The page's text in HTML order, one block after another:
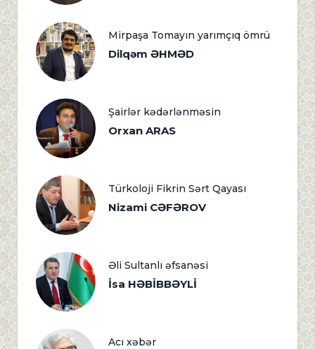
Mirpaşa Tomayın yarımçıq ömrü
Dilqəm ƏHMƏD
Şairlər kədərlənməsin
Orxan ARAS
Türkoloji Fikrin Sərt Qayası
Nizami CƏFƏROV
Əli Sultanlı əfsanəsi
İsa HƏBİBBƏYLİ
Acı xəbər